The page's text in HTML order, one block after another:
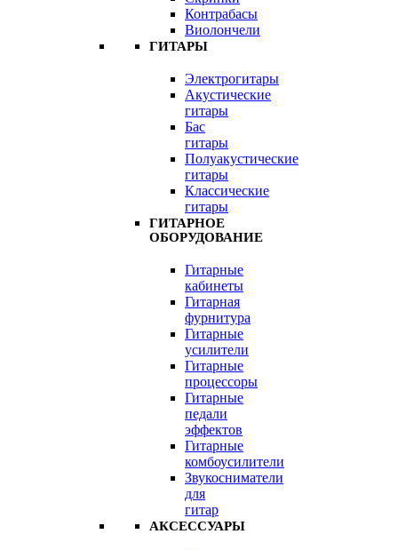
Контрабасы
Виолончели
ГИТАРЫ
Электрогитары
Акустические
гитары
Бас
гитары
Полуакустические
гитары
Классические
гитары
ГИТАРНОЕ
ОБОРУДОВАНИЕ
Гитарные
кабинеты
Гитарная
фурнитура
Гитарные
усилители
Гитарные
процессоры
Гитарные
педали
эффектов
Гитарные
комбоусилители
Звукосниматели
для
гитар
АКСЕССУАРЫ